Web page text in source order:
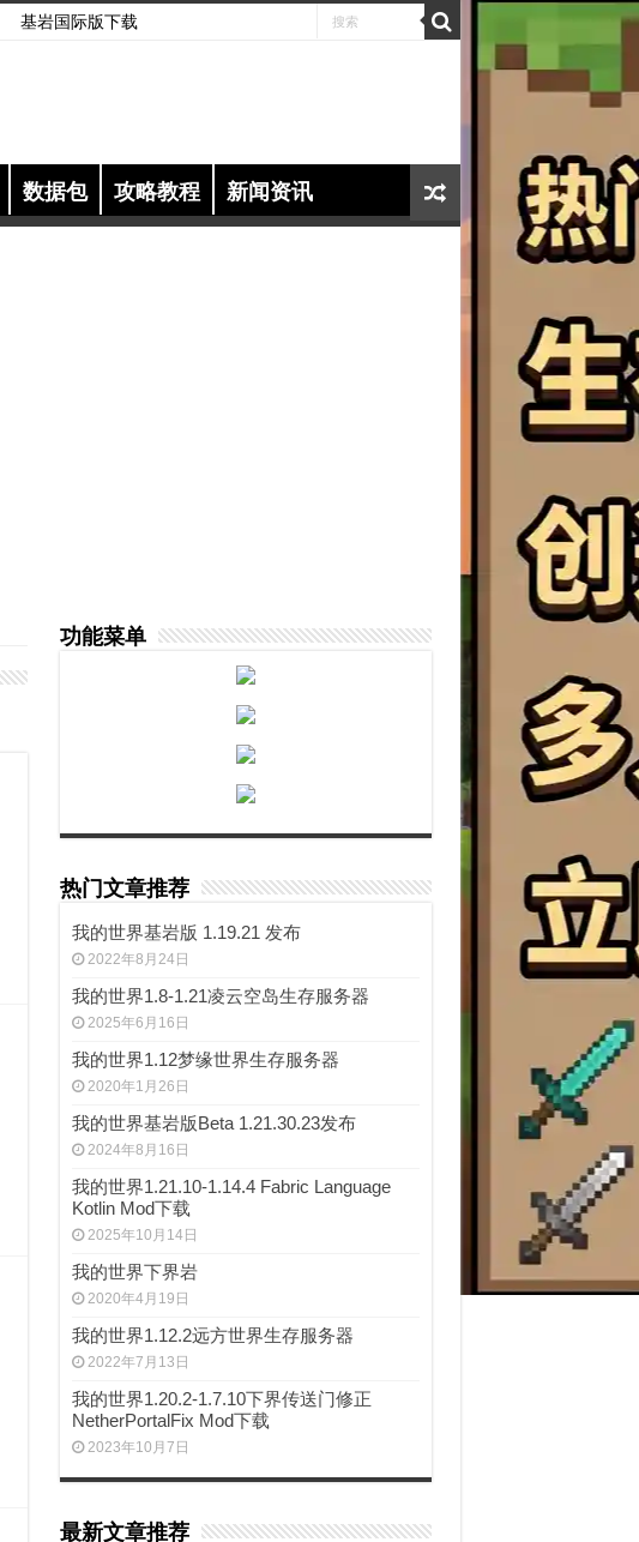
基岩国际版下载
数据包 攻略教程 新闻资讯
功能菜单
热门文章推荐
我的世界基岩版 1.19.21 发布
2022年8月24日
我的世界1.8-1.21凌云空岛生存服务器
2025年6月16日
我的世界1.12梦缘世界生存服务器
2020年1月26日
我的世界基岩版Beta 1.21.30.23发布
2024年8月16日
我的世界1.21.10-1.14.4 Fabric Language
Kotlin Mod下载
2025年10月14日
我的世界下界岩
2020年4月19日
我的世界1.12.2远方世界生存服务器
2022年7月13日
我的世界1.20.2-1.7.10下界传送门修正
NetherPortalFix Mod下载
2023年10月7日
最新文章推荐